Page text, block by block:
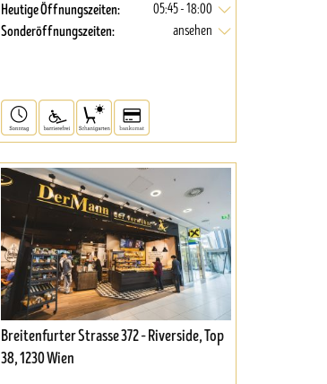
Heutige Öffnungszeiten: 05:45 - 18:00
Sonderöffnungszeiten: ansehen
Breitenfurter Strasse 372 – Riverside, Top
38, 1230 Wien